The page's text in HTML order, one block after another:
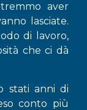
aver
lasciate.
di lavoro,
che ci dà
stati anni di
conto più